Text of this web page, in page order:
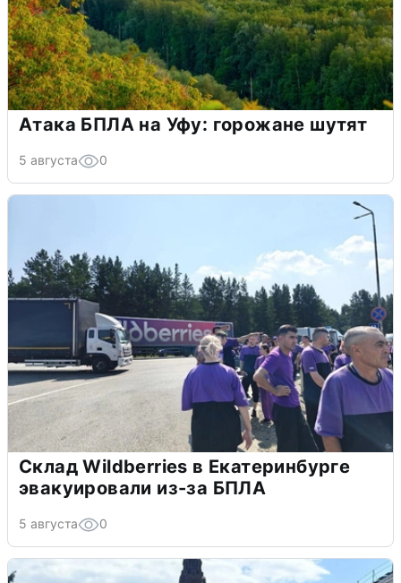
Атака БПЛА на Уфу: горожане шутят
5 августа 0
Склад Wildberries в Екатеринбурге
эвакуировали из-за БПЛА
5 августа 0